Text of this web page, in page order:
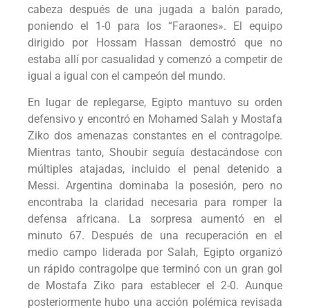
cabeza después de una jugada a balón parado,
poniendo el 1-0 para los “Faraones». El equipo
dirigido por Hossam Hassan demostró que no
estaba allí por casualidad y comenzó a competir de
igual a igual con el campeón del mundo.
En lugar de replegarse, Egipto mantuvo su orden
defensivo y encontró en Mohamed Salah y Mostafa
Ziko dos amenazas constantes en el contragolpe.
Mientras tanto, Shoubir seguía destacándose con
múltiples atajadas, incluido el penal detenido a
Messi. Argentina dominaba la posesión, pero no
encontraba la claridad necesaria para romper la
defensa africana. La sorpresa aumentó en el
minuto 67. Después de una recuperación en el
medio campo liderada por Salah, Egipto organizó
un rápido contragolpe que terminó con un gran gol
de Mostafa Ziko para establecer el 2-0. Aunque
posteriormente hubo una acción polémica revisada